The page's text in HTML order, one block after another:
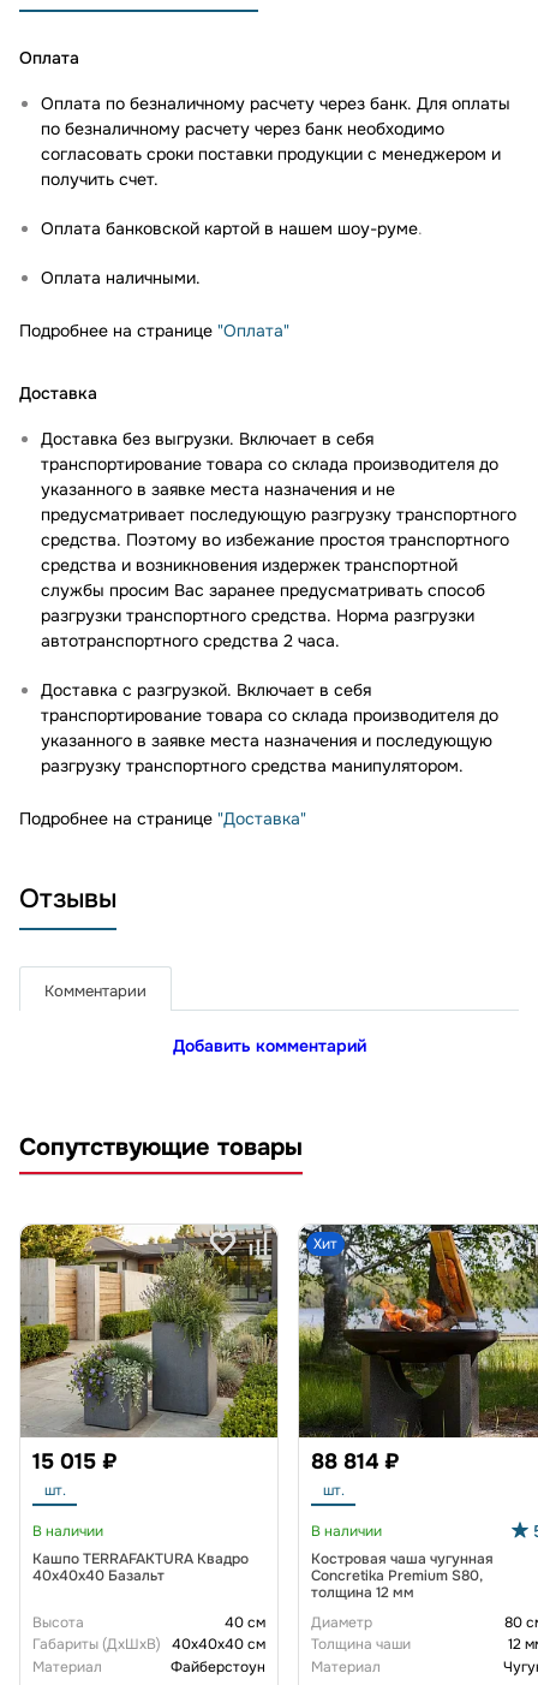
Оплата
Оплата по безналичному расчету через банк. Для оплаты
по безналичному расчету через банк необходимо
согласовать сроки поставки продукции с менеджером и
получить счет.
Оплата банковской картой в нашем шоу-руме.
Оплата наличными.
Подробнее на странице "Оплата"
Доставка
Доставка без выгрузки. Включает в себя
транспортирование товара со склада производителя до
указанного в заявке места назначения и не
предусматривает последующую разгрузку транспортного
средства. Поэтому во избежание простоя транспортного
средства и возникновения издержек транспортной
службы просим Вас заранее предусматривать способ
разгрузки транспортного средства. Норма разгрузки
автотранспортного средства 2 часа.
Доставка с разгрузкой. Включает в себя
транспортирование товара со склада производителя до
указанного в заявке места назначения и последующую
разгрузку транспортного средства манипулятором.
Подробнее на странице "Доставка"
Отзывы
Комментарии
Добавить комментарий
Сопутствующие товары
15 015 ₽
шт.
В наличии
Кашпо TERRAFAKTURA Квадро
40x40x40 Базальт
Высота
40 см
Габариты (ДxШxВ)
40x40x40 см
Материал
Файберстоун
Хит
88 814 ₽
шт.
В наличии
Костровая чаша чугунная
Concretika Premium S80,
толщина 12 мм
Диаметр
80
Толщина чаши
12
Материал